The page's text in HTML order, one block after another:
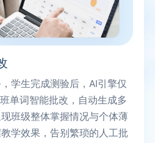
学生完成测验后，AI引擎仅
单词智能批改，自动生成多
班级整体掌握情况与个体薄
学效果，告别繁琐的人工批